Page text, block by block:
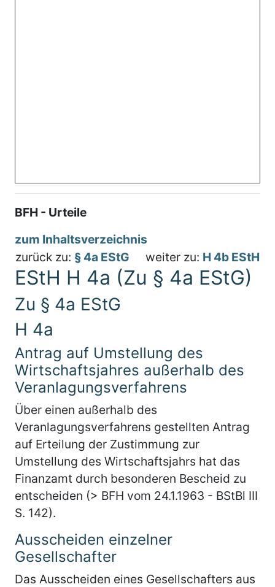
BFH - Urteile
zum Inhaltsverzeichnis
zurück zu: § 4a EStG weiter zu: H 4b EStH
EStH H 4a (Zu § 4a EStG)
Zu § 4a EStG
H 4a
Antrag auf Umstellung des
Wirtschaftsjahres außerhalb des
Veranlagungsverfahrens
Über einen außerhalb des
Veranlagungsverfahrens gestellten Antrag
auf Erteilung der Zustimmung zur
Umstellung des Wirtschaftsjahrs hat das
Finanzamt durch besonderen Bescheid zu
entscheiden (> BFH vom 24.1.1963 - BStBl III
S. 142).
Ausscheiden einzelner
Gesellschafter
Das Ausscheiden eines Gesellschafters aus